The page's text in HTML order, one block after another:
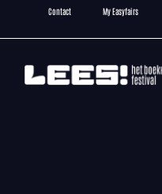
Contact My Easyfairs